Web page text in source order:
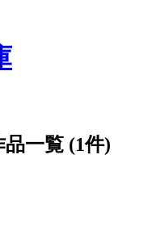
一覧 (1件)